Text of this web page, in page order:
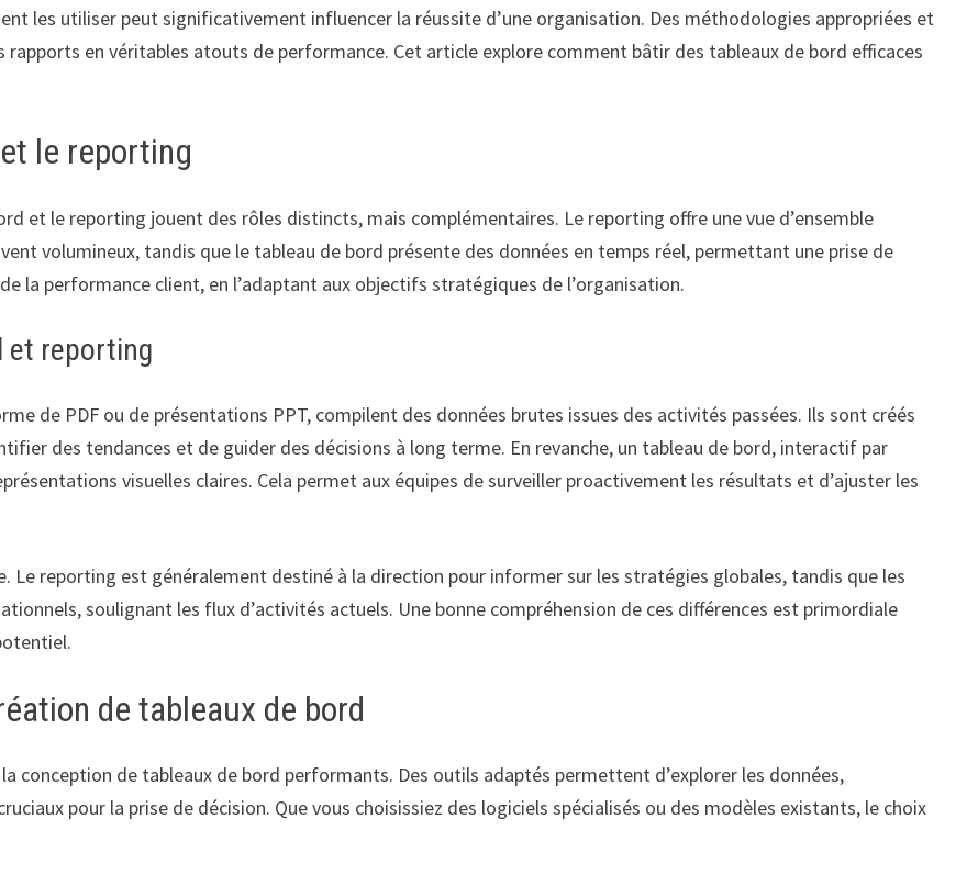
les utiliser peut significativement influencer la réussite d’une organisation. Des méthodologies appropriées et
en véritables atouts de performance. Cet article explore comment bâtir des tableaux de bord efficaces
le reporting
et le reporting jouent des rôles distincts, mais complémentaires. Le reporting offre une vue d’ensemble
volumineux, tandis que le tableau de bord présente des données en temps réel, permettant une prise de
la performance client, en l’adaptant aux objectifs stratégiques de l’organisation.
et reporting
de PDF ou de présentations PPT, compilent des données brutes issues des activités passées. Ils sont créés
des tendances et de guider des décisions à long terme. En revanche, un tableau de bord, interactif par
visuelles claires. Cela permet aux équipes de surveiller proactivement les résultats et d’ajuster les
Le reporting est généralement destiné à la direction pour informer sur les stratégies globales, tandis que les
soulignant les flux d’activités actuels. Une bonne compréhension de ces différences est primordiale
de tableaux de bord
conception de tableaux de bord performants. Des outils adaptés permettent d’explorer les données,
pour la prise de décision. Que vous choisissiez des logiciels spécialisés ou des modèles existants, le choix